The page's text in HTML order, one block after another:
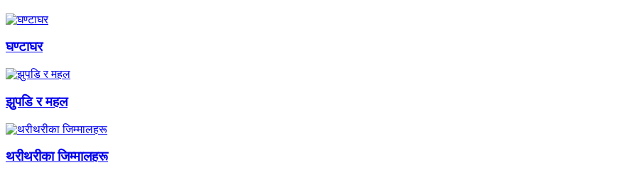
घण्टाघर
झुपडि र महल
थरीथरीका जिम्मालहरू